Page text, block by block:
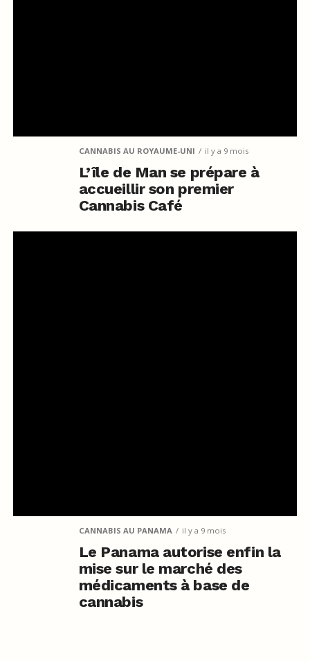
CANNABIS AU ROYAUME-UNI il y a 9 mois
L’île de Man se prépare à
accueillir son premier
Cannabis Café
CANNABIS AU PANAMA il y a 9 mois
Le Panama autorise enfin la
mise sur le marché des
médicaments à base de
cannabis